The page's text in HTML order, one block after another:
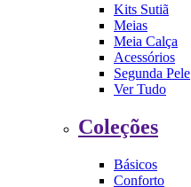
Kits Sutiã
Meias
Meia Calça
Acessórios
Segunda Pele
Ver Tudo
Coleções
Básicos
Conforto